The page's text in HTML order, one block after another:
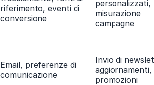
riferimento, eventi di
conversione
personalizzati,
misurazione
campagne
Email, preferenze di
comunicazione
Invio di
aggiornamenti,
promozioni